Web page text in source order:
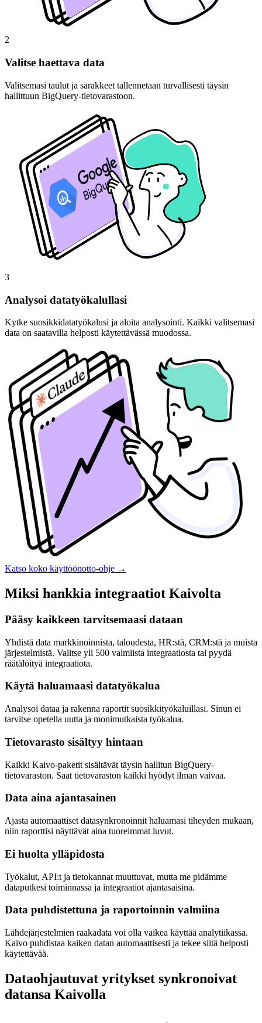
2
Valitse haettava data
Valitsemasi taulut ja sarakkeet tallennetaan turvallisesti täysin
hallittuun BigQuery-tietovarastoon.
3
Analysoi datatyökalullasi
Kytke suosikkidatatyökalusi ja aloita analysointi. Kaikki valitsemasi
data on saatavilla helposti käytettävässä muodossa.
Katso koko käyttöönotto-ohje →
Miksi hankkia integraatiot Kaivolta
Pääsy kaikkeen tarvitsemaasi dataan
Yhdistä data markkinoinnista, taloudesta, HR:stä, CRM:stä ja muista
järjestelmistä. Valitse yli 500 valmiista integraatiosta tai pyydä
räätälöityä integraatiota.
Käytä haluamaasi datatyökalua
Analysoi dataa ja rakenna raportit suosikkityökaluillasi. Sinun ei
tarvitse opetella uutta ja monimutkaista työkalua.
Tietovarasto sisältyy hintaan
Kaikki Kaivo-paketit sisältävät täysin hallitun BigQuery-
tietovaraston. Saat tietovaraston kaikki hyödyt ilman vaivaa.
Data aina ajantasainen
Ajasta automaattiset datasynkronoinnit haluamasi tiheyden mukaan,
niin raporttisi näyttävät aina tuoreimmat luvut.
Ei huolta ylläpidosta
Työkalut, API:t ja tietokannat muuttuvat, mutta me pidämme
dataputkesi toiminnassa ja integraatiot ajantasaisina.
Data puhdistettuna ja raportoinnin valmiina
Lähdejärjestelmien raakadata voi olla vaikea käyttää analytiikassa.
Kaivo puhdistaa kaiken datan automaattisesti ja tekee siitä helposti
käytettävää.
Dataohjautuvat yritykset synkronoivat
datansa Kaivolla